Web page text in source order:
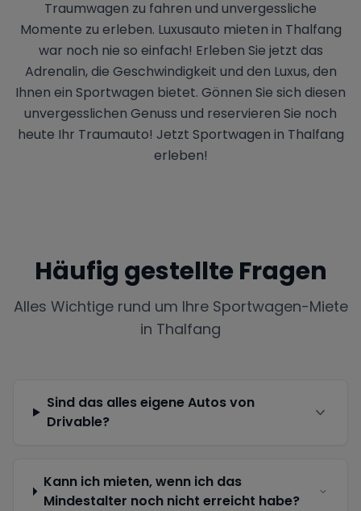
Traumwagen zu fahren und unvergessliche
Momente zu erleben. Luxusauto mieten in Thalfang
war noch nie so einfach! Erleben Sie jetzt das
Adrenalin, die Geschwindigkeit und den Luxus, den
Ihnen ein Sportwagen bietet. Gönnen Sie sich diesen
unvergesslichen Genuss und reservieren Sie noch
heute Ihr Traumauto! Jetzt Sportwagen in Thalfang
erleben!
Häufig gestellte Fragen
Alles Wichtige rund um Ihre Sportwagen-Miete
in Thalfang
Sind das alles eigene Autos von
Drivable?
Kann ich mieten, wenn ich das
Mindestalter noch nicht erreicht habe?